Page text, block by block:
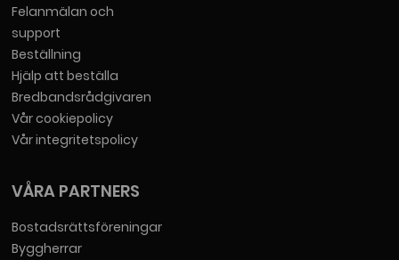
Felanmälan och
support
Beställning
Hjälp att beställa
Bredbandsrådgivaren
Vår cookiepolicy
Vår integritetspolicy
VÅRA PARTNERS
Bostadsrättsföreningar
Byggherrar